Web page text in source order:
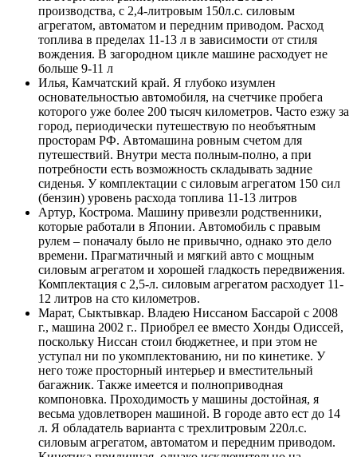
производства, с 2,4-литровым 150л.с. силовым
агрегатом, автоматом и передним приводом. Расход
топлива в пределах 11-13 л в зависимости от стиля
вождения. В загородном цикле машине расходует не
больше 9-11 л
Илья, Камчатский край. Я глубоко изумлен
основательностью автомобиля, на счетчике пробега
которого уже более 200 тысяч километров. Часто езжу за
город, периодически путешествую по необъятным
просторам РФ. Автомашина ровным счетом для
путешествий. Внутри места полным-полно, а при
потребности есть возможность складывать задние
сиденья. У комплектации с силовым агрегатом 150 сил
(бензин) уровень расхода топлива 11-13 литров
Артур, Кострома. Машину привезли родственники,
которые работали в Японии. Автомобиль с правым
рулем – поначалу было не привычно, однако это дело
времени. Прагматичный и мягкий авто с мощным
силовым агрегатом и хорошей гладкость передвижения.
Комплектация с 2,5-л. силовым агрегатом расходует 11-
12 литров на сто километров.
Марат, Сыктывкар. Владею Ниссаном Бассарой с 2008
г., машина 2002 г.. Приобрел ее вместо Хонды Одиссей,
поскольку Ниссан стоил бюджетнее, и при этом не
уступал ни по укомплектованию, ни по кинетике. У
него тоже просторный интерьер и вместительный
багажник. Также имеется и полноприводная
компоновка. Проходимость у машины достойная, я
весьма удовлетворен машиной. В городе авто ест до 14
л. Я обладатель варианта с трехлитровым 220л.с.
силовым агрегатом, автоматом и передним приводом.